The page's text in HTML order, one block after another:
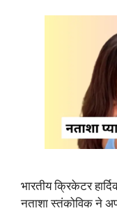
भारतीय क्रिकेटर
नताशा स्तंकोविक ने